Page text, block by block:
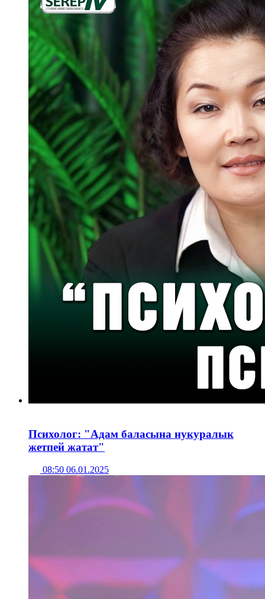
Психолог: "Адам баласына нукуралык
жетпей жатат"
08:50 06.01.2025